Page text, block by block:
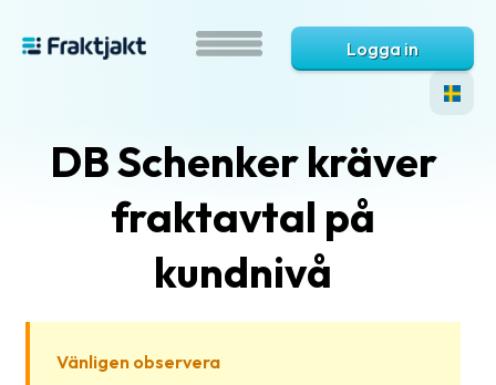
är
Logga in
DB Schenker kräver
fraktavtal på
kundnivå
Vänligen observera